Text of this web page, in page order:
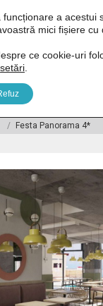
Panorama 4*
Festa Panorama 4*
a acestui
mici fișiere cu
ce cookie-uri
setări